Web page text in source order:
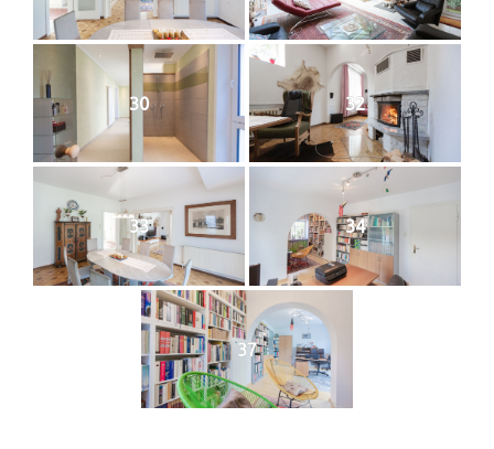
30 32
33 34
37